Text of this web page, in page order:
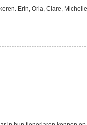
Erin, Orla, Clare, Michelle